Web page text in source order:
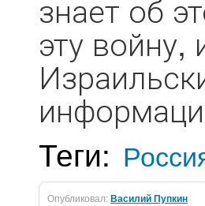
знает об
эту войну,
Теги:
Опубликовал:Василий Пупкин